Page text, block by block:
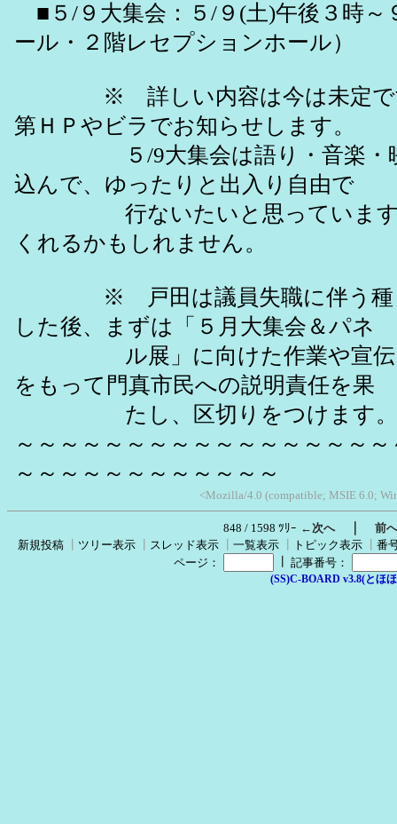
■５/９大集会：５/９(土)午後３時
ール・２階レセプションホール）
※ 詳しい内容は今は未定です
第ＨＰやビラでお知らせします。
５/9大集会は語り・音楽・映
込んで、ゆったりと出入り自由で
行ないたいと思っています
くれるかもしれません。
※ 戸田は議員失職に伴う種々
した後、まずは「５月大集会＆パネ
ル展」に向けた作業や宣伝に
をもって門真市民への説明責任を果
たし、区切りをつけます
～～～～～～～～～～～～～～～～
～～～～～～～～～～～～
<Mozilla/4.0 (compatible; MSIE 6.0;
848 / 1598 ﾂﾘｰ ←次へ｜ 前
新規投稿
ツリー表示 スレッド表示 一覧表示 トピック表示
番
ページ：
記事番号：
(SS)C-BOARD v3.8(とほ